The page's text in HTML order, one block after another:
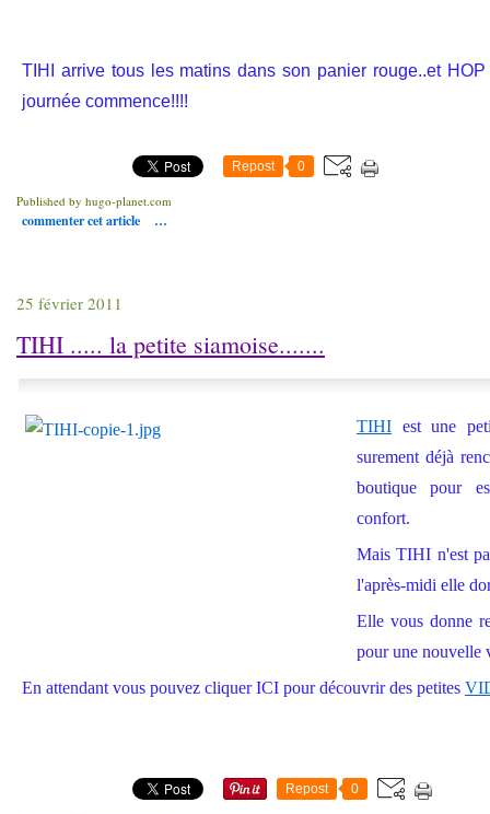
TIHI arrive tous les matins dans son panier rouge..et
journée commence!!!!
Repost 0
Published by hugo-planet.com
commenter cet article …
25 février 2011
TIHI ..... la petite siamoise.......
TIHI est une
surement déjà
boutique pour
confort.
Mais TIHI n'est
l'après-midi elle
Elle vous donne
pour une nouvelle
En attendant vous pouvez cliquer ICI pour découvrir des petites
Repost 0